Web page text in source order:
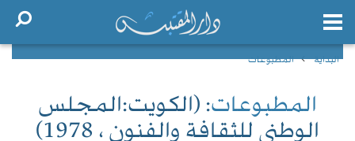
البداية المطبوعات
المطبوعات: (الكويت:المجلس
الوطنى للثقافة والفنون ، 1978)